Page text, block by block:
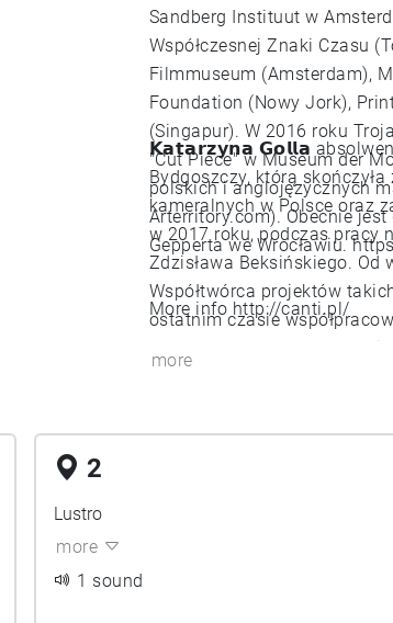
Sandberg Instituut w
Współczesnej Znaki Czasu
Filmmuseum (Amsterdam),
Foundation (Nowy Jork),
(Singapur). W 2016 roku
"Cut Piece" w Museum der
polskich i anglojęzycznych
Arterritory.com). Obecnie
Gepperta we Wrocławiu.
𝗞𝗮𝘁𝗮𝗿𝘇𝘆𝗻𝗮 𝗚𝗼𝗹𝗹𝗮
Bydgoszczy, którą
kameralnych w Polsce oraz
w 2017 roku, podczas pracy
Zdzisława Beksińskiego.
Współtwórca projektów takich
ostatnim czasie
Kullberg, Kresten Osgood,
More info http://canti.pl/
more
2
Lustro
more
1 sound